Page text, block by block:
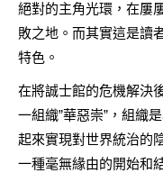
絕對的主角光環，在屢
敗之地。而其實這是讀
特色。
在將誠士館的危機解決
一組織”華惡崇”，組織
起來實現對世界統治的
一種毫無緣由的開始和